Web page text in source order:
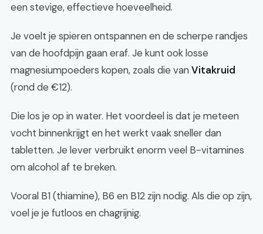
een stevige, effectieve hoeveelheid.
Je voelt je spieren ontspannen en de scherpe randjes
van de hoofdpijn gaan eraf. Je kunt ook losse
magnesiumpoeders kopen, zoals die vanVitakruid
(rond de €12).
Die los je op in water. Het voordeel is dat je meteen
vocht binnenkrijgt en het werkt vaak sneller dan
tabletten. Je lever verbruikt enorm veel B-vitamines
om alcohol af te breken.
Vooral B1 (thiamine), B6 en B12 zijn nodig. Als die op zijn,
voel je je futloos en chagrijnig.